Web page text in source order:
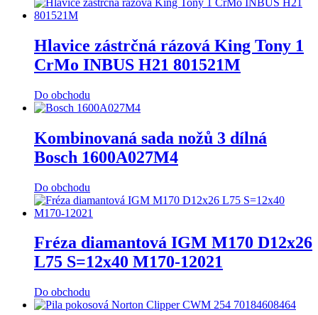
Hlavice zástrčná rázová King Tony 1
CrMo INBUS H21 801521M
Do obchodu
Kombinovaná sada nožů 3 dílná
Bosch 1600A027M4
Do obchodu
Fréza diamantová IGM M170 D12x26
L75 S=12x40 M170-12021
Do obchodu